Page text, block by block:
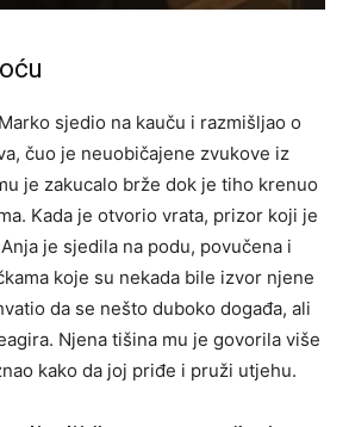
sjedio na kauču i razmišljao o
čuo je neuobičajene zvukove iz
je zakucalo brže dok je tiho krenuo
Kada je otvorio vrata, prizor koji je
je sjedila na podu, povučena i
koje su nekada bile izvor njene
da se nešto duboko događa, ali
Njena tišina mu je govorila više
kako da joj priđe i pruži utjehu.